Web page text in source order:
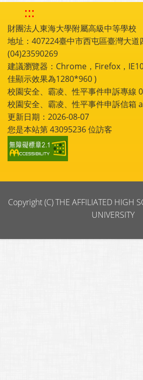
:::
財團法人東海大學附屬高級中等學校
地址：407224臺中市西屯區臺灣大道
(04)23590269
建議瀏覽器：Chrome，Firefox，
佳顯示效果為1280*960 )
校園安全、霸凌、性平事件申訴專線
校園安全、霸凌、性平事件申訴信箱
更新日期：2026-08-07
您是本站第43095236位訪客
Copyright (C) THE AFFILIATED HIGH
UNIVERSITY